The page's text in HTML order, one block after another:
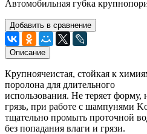
Автомобильная губка
Добавить в сравнение
Описание
Крупноячеистая, стойкая к
поролона для длительного
использования. Не теряет форму,
грязь, при работе с шампунями
тщательно промыть проточной
без попадания влаги и грязи.